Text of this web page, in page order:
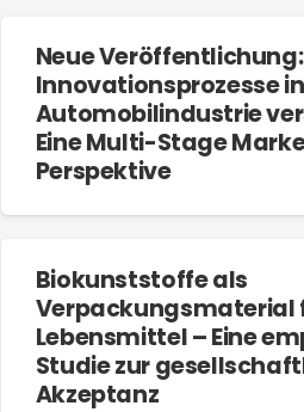
Neue Veröffentlichung:
Innovationsprozesse
Automobilindustrie
Eine Multi-Stage
Perspektive
Biokunststoffe als
Verpackungsmaterial
Lebensmittel – Eine
Studie zur
Akzeptanz